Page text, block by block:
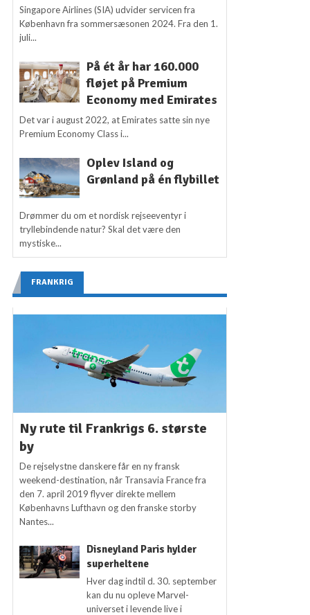
Singapore Airlines (SIA) udvider servicen fra
København fra sommersæsonen 2024. Fra den 1.
juli...
På ét år har 160.000
fløjet på Premium
Economy med Emirates
Det var i august 2022, at Emirates satte sin nye
Premium Economy Class i...
Oplev Island og
Grønland på én flybillet
Drømmer du om et nordisk rejseeventyr i
tryllebindende natur? Skal det være den
mystiske...
FRANKRIG
Ny rute til Frankrigs 6. største
by
De rejselystne danskere får en ny fransk
weekend-destination, når Transavia France fra
den 7. april 2019 flyver direkte mellem
Københavns Lufthavn og den franske storby
Nantes...
Disneyland Paris hylder
superheltene
Hver dag indtil d. 30. september
kan du nu opleve Marvel-
universet i levende live i